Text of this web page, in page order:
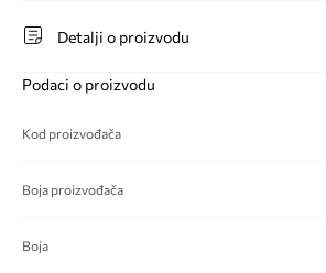
Detalji o proizvodu
Podaci o proizvodu
Kod proizvođača
Boja proizvođača
Boja